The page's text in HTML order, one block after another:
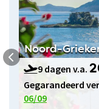
Noord-
9 dagen v.a.
Gegarandeerd
06/09